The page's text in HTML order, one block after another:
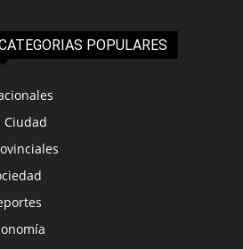
POPULARES
Ciudad